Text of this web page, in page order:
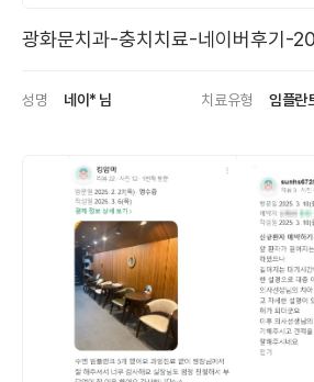
광화문치과-충치치료-네이버후기-
성명 네이* 님 치료유형 임플란